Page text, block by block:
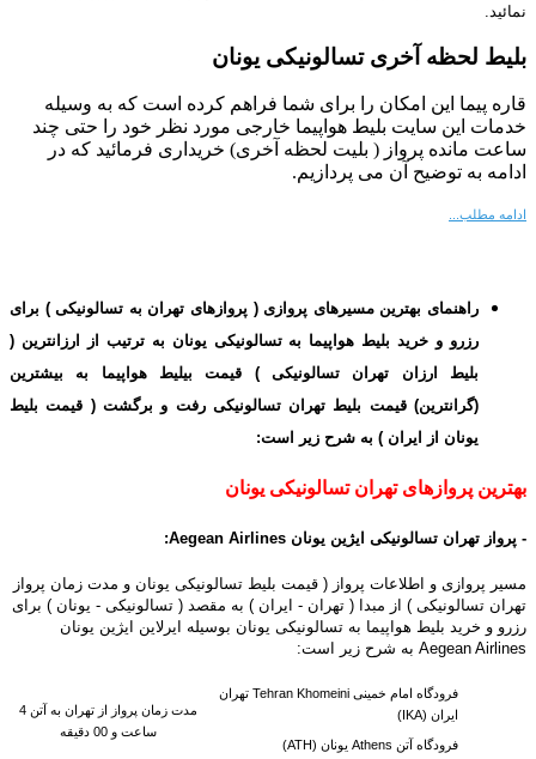
نمائید.
بلیط لحظه آخری تسالونیکی یونان
قاره پیما این امکان را برای شما فراهم کرده است که به وسیله
خدمات این سایت بلیط هواپیما خارجی مورد نظر خود را حتی چند
ساعت مانده پرواز ( بلیت لحظه آخری) خریداری فرمائید که در
ادامه به توضیح آن می پردازیم.
ادامه مطلب...
راهنمای بهترین مسیرهای پروازی ( پروازهای تهران به تسالونیکی ) برای
رزرو و خرید بلیط هواپیما به تسالونیکی یونان به ترتیب از ارزانترین (
بلیط ارزان تهران تسالونیکی ) قیمت بیلیط هواپیما به بیشترین
(گرانترین) قیمت بلیط تهران تسالونیکی رفت و برگشت ( قیمت بلیط
یونان از ایران ) به شرح زیر است:
بهترین پروازهای تهران تسالونیکی یونان
- پرواز تهران تسالونیکی ایژین یونان Aegean Airlines :
مسیر پروازی و اطلاعات پرواز ( قیمت بلیط تسالونیکی یونان و مدت زمان پرواز
تهران تسالونیکی ) از مبدا ( تهران - ایران ) به مقصد ( تسالونیکی - یونان ) برای
رزرو و خرید بلیط هواپیما به تسالونیکی یونان بوسیله ایرلاین ایژین یونان
Aegean Airlines به شرح زیر است:
فرودگاه امام خمینی Tehran Khomeini تهران
ایران (IKA)
مدت زمان پرواز از تهران به آتن 4
ساعت و 00 دقیقه
فرودگاه آتن Athens یونان (ATH)